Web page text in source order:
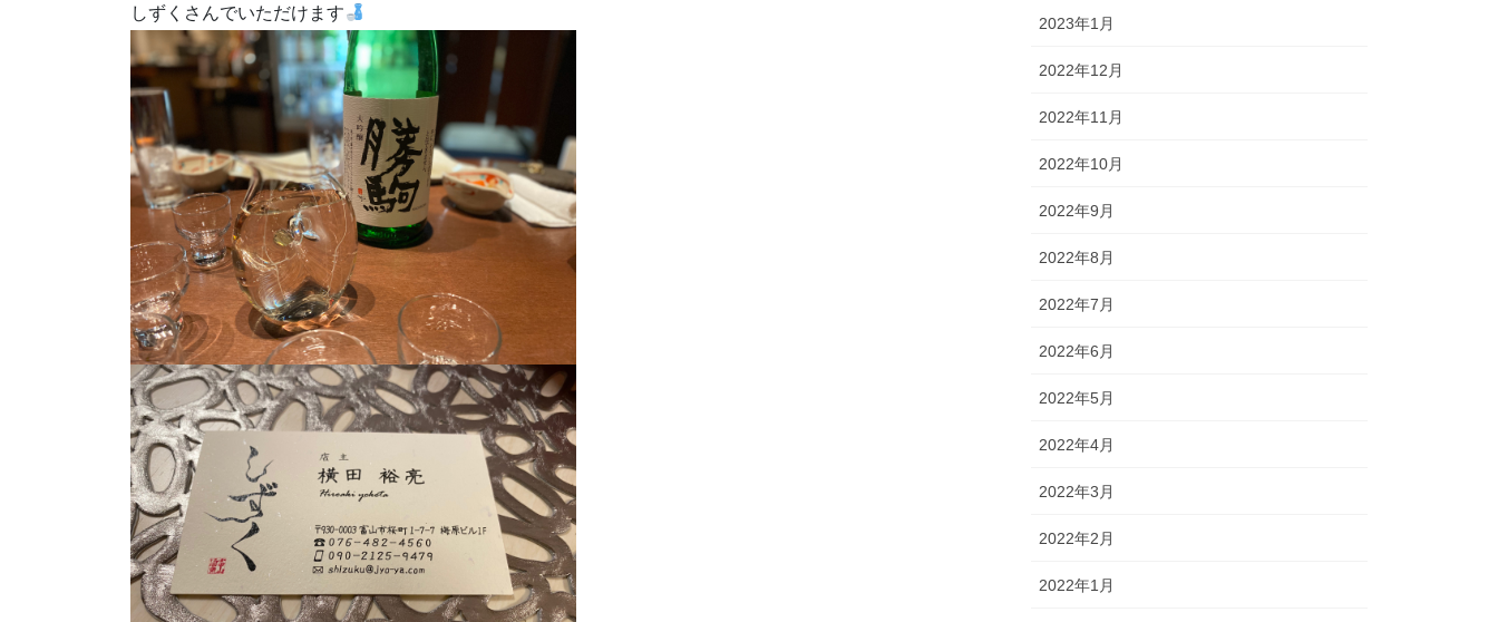
しずくさんでいただけます
2023年1月
2022年12月
2022年11月
2022年10月
2022年9月
2022年8月
2022年7月
2022年6月
2022年5月
2022年4月
2022年3月
2022年2月
2022年1月